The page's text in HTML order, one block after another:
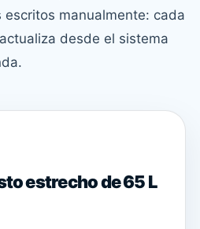
escritos manualmente: cada
desde el sistema
estrecho de 65 L